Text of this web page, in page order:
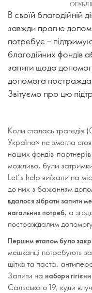
В своїй благодійній
завжди прагне
потребує –
благодійних фондів
запити щодо
допомога
Звітуємо про цю
Коли сталась
Україна» не змогла
наших фондів-
можливо, були
Let’s help виїхали на
до них з бажанням
вдалося зібрати запити
нагальних потреб, а
постраждалим
Першим етапом було
мешканці потребують
щітка та паста,
Запити на набори
Сальського 19, куди